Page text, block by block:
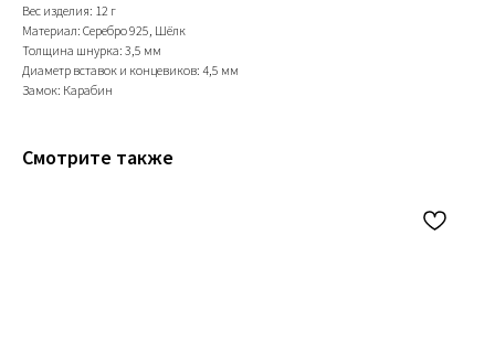
Вес изделия: 12 г
Материал: Серебро 925, Шёлк
Толщина шнурка: 3,5 мм
Диаметр вставок и концевиков: 4,5 мм
Замок: Карабин
Смотрите также